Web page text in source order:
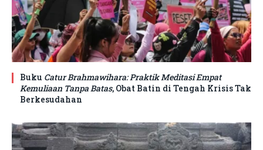
Buku Catur Brahmawihara: Praktik Meditasi Empat
Kemuliaan Tanpa Batas, Obat Batin di Tengah Krisis Tak
Berkesudahan